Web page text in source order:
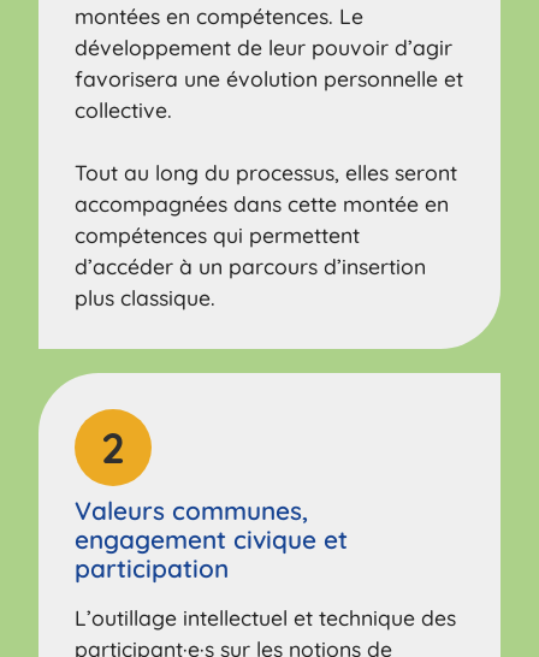
montées en compétences. Le
développement de leur pouvoir d’agir
favorisera une évolution personnelle et
collective.
Tout au long du processus, elles seront
accompagnées dans cette montée en
compétences qui permettent
d’accéder à un parcours d’insertion
plus classique.
2
Valeurs communes,
engagement civique et
participation
L’outillage intellectuel et technique des
participant·e·s sur les notions de